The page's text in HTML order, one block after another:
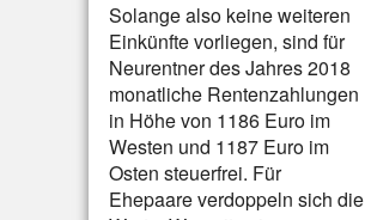
Solange also keine weiteren
Einkünfte vorliegen, sind für
Neurentner des Jahres 2018
monatliche Rentenzahlungen
in Höhe von 1186 Euro im
Westen und 1187 Euro im
Osten steuerfrei. Für
Ehepaare verdoppeln sich die